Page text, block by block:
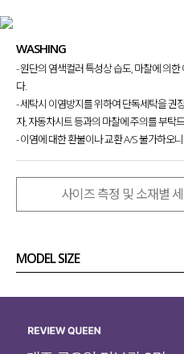
WASHING
- 원단의 염색컬러 특성상 습도, 마찰에 의
다.
- 세탁시 이염방지를 위하여 단독세탁을 권
자, 자동차시트 등과의 마찰에 주의를 부탁
- 이염에 대한 환불이나 교환 A/S 불가하오
사이즈 측정 및 소재별
MODEL SIZE